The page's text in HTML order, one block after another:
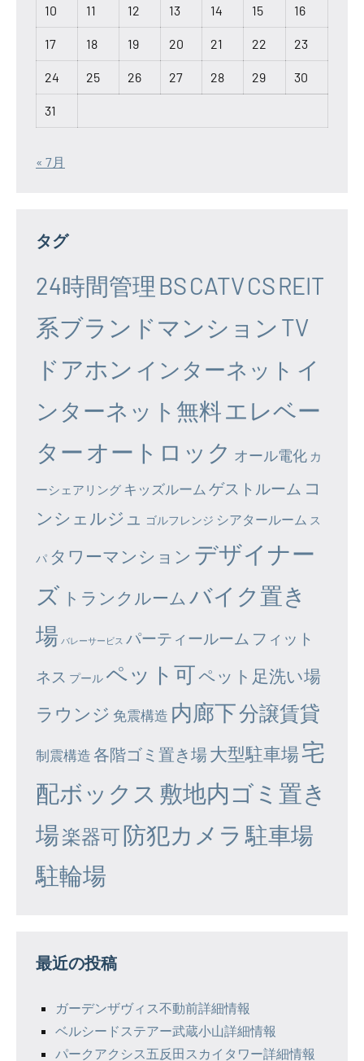
10 11 12 13 14 15 16
17 18 19 20 21 22 23
24 25 26 27 28 29 30
31
« 7月
タグ
24時間管理 BSCATVCSREIT
系ブランドマンション TV
ドアホン インターネット イ
ンターネット無料エレベー
ター オートロック オール電化 カ
ーシェアリング キッズルーム ゲストルーム コ
ンシェルジュ
ゴルフレンジ シアタールーム ス
パ タワーマンション デザイナー
ズ トランクルーム バイク置き
場 バレーサービス パーティールーム フィット
ネス プール ペット可ペット足洗い場
ラウンジ 免震構造 内廊下分譲賃貸
制震構造 各階ゴミ置き場大型駐車場宅
配ボックス 敷地内ゴミ置き
場楽器可防犯カメラ 駐車場
駐輪場
最近の投稿
ガーデンザヴィス不動前詳細情報
ベルシードステアー武蔵小山詳細情報
パークアクシス五反田スカイタワー詳細情報